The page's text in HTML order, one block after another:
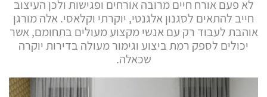
לא פעם אורח חיים מרובה אורחים ופגישות ולכן העיצוב
חייב להתאים לסגנון אלגנטי, יוקרתי וקלאסי. אלה מורגן
אוהבת לעבוד רק עם אנשי מקצוע מעולים בתחומם, אשר
יכולים לספק רמת ביצוע וגימור מעולה בדירות יוקרה
שכאלה.